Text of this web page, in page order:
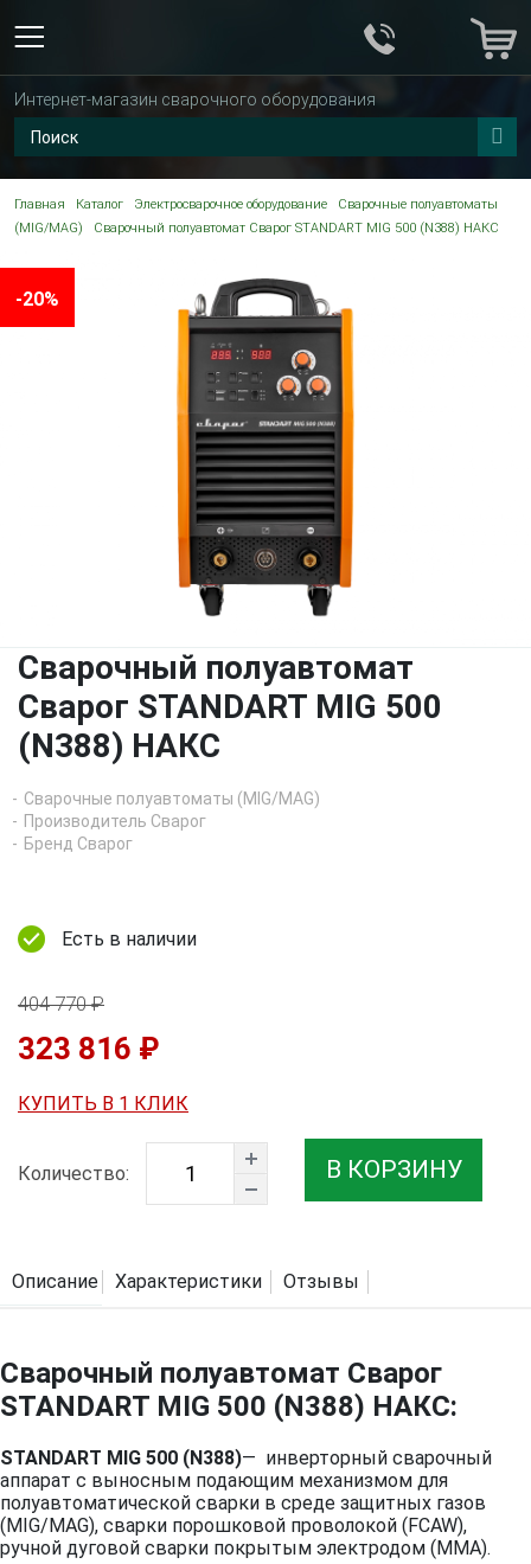
Интернет-магазин сварочного оборудования
Главная Каталог Электросварочное оборудование
Сварочные полуавтоматы
(MIG/MAG)
Сварочный полуавтомат Сварог STANDART MIG 500 (N388) НАКС
-20%
Сварочный полуавтомат
Сварог STANDART MIG 500
(N388) НАКС
Сварочные полуавтоматы (MIG/MAG)
Производитель Сварог
Бренд Сварог
Есть в наличии
404 770 ₽
323 816 ₽
КУПИТЬ В 1 КЛИК
Количество: В КОРЗИНУ
Описание Характеристики Отзывы
Сварочный полуавтомат Сварог
STANDART MIG 500 (N388) НАКС:
STANDART MIG 500 (N388)— инверторный сварочный
аппарат с выносным подающим механизмом для
полуавтоматической сварки в среде защитных газов
(MIG/MAG), сварки порошковой проволокой (FCAW),
ручной дуговой сварки покрытым электродом (ММА).